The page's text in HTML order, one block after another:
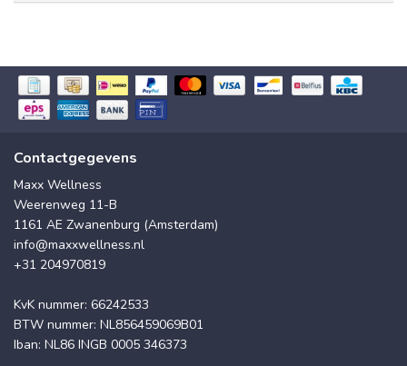
Contactgegevens
Maxx Wellness
Weerenweg 11-B
1161 AE Zwanenburg (Amsterdam)
info@maxxwellness.nl
+31 204970819
KvK nummer: 66242533
BTW nummer: NL856459069B01
Iban: NL86 INGB 0005 346373